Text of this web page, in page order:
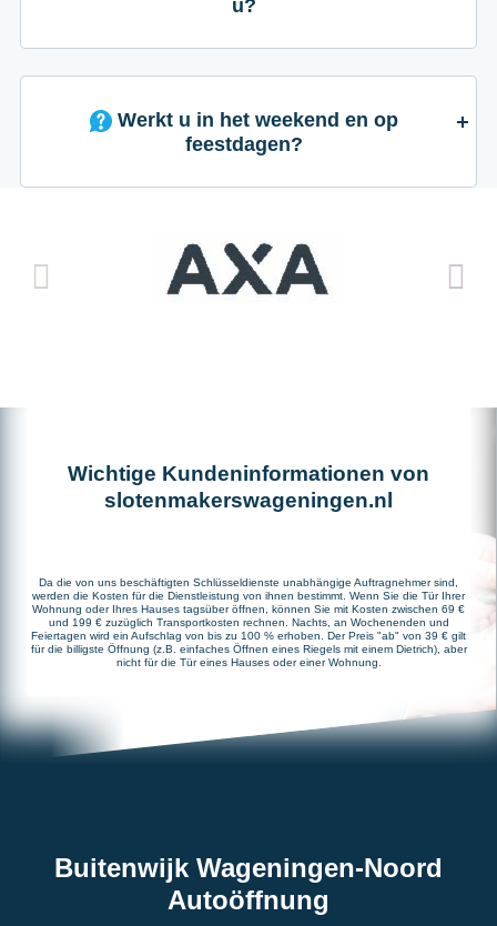
u?
Werkt u in het weekend en op
feestdagen?
Wichtige Kundeninformationen von
slotenmakerswageningen.nl
Da die von uns beschäftigten Schlüsseldienste unabhängige Auftragnehmer sind,
werden die Kosten für die Dienstleistung von ihnen bestimmt. Wenn Sie die Tür Ihrer
Wohnung oder Ihres Hauses tagsüber öffnen, können Sie mit Kosten zwischen 69 €
und 199 € zuzüglich Transportkosten rechnen. Nachts, an Wochenenden und
Feiertagen wird ein Aufschlag von bis zu 100 % erhoben. Der Preis "ab" von 39 € gilt
für die billigste Öffnung (z.B. einfaches Öffnen eines Riegels mit einem Dietrich), aber
nicht für die Tür eines Hauses oder einer Wohnung.
Buitenwijk Wageningen-Noord
Autoöffnung